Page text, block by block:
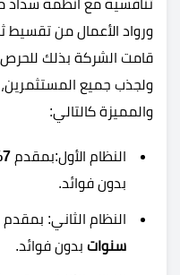
تنافسية مع أنظمة سداد
ورواد الأعمال من
قامت الشركة بذلك
ولجذب جميع المستثمرين،
والمميزة كالتالي:
النظام الأول:بمقدم
بدون فوائد.
النظام الثاني: بمقدم
سنوات بدون فوائد.